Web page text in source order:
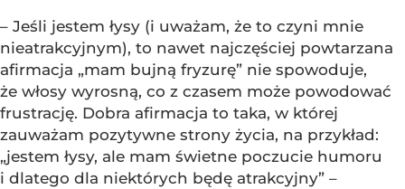
– Jeśli jestem łysy (i uważam, że to czyni mnie
nieatrakcyjnym), to nawet najczęściej powtarzana
afirmacja „mam bujną fryzurę” nie spowoduje,
że włosy wyrosną, co z czasem może powodować
frustrację. Dobra afirmacja to taka, w której
zauważam pozytywne strony życia, na przykład:
„jestem łysy, ale mam świetne poczucie humoru
i dlatego dla niektórych będę atrakcyjny” –